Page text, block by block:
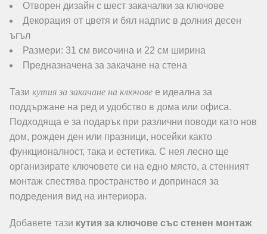
Отворен дизайн с шест закачалки за ключове
Декорация от цветя и бял надпис в долния десен
ъгъл
Размери: 31 см височина и 22 см ширина
Предназначена за закачане на стена
Тази кутия за закачане на ключове е идеална за
поддържане на ред и удобство в дома или офиса.
Подходяща е за подарък при различни поводи като нов
дом, рожден ден или празници, носейки както
функционалност, така и естетика. С нея лесно ще
организирате ключовете си на едно място, а стенният
монтаж спестява пространство и допринася за
подредения вид на интериора.
Добавете тази кутия за ключове със стенен монтаж